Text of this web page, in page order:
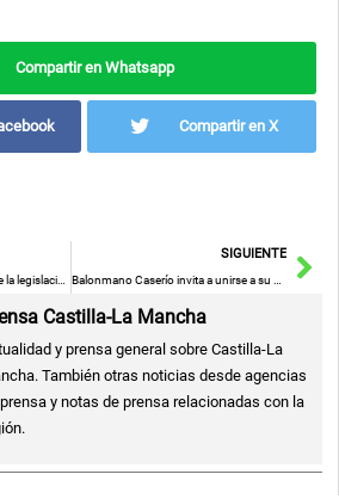
Compartir en Whatsapp
Compartir en X
Elon Musk critica duramente la legislación fiscal de Trump, calificándola de ‘abominación repugnante’ y responsabilizándola por el incremento de la deuda
SIGUIENTE
Balonmano Caserío invita a unirse a su nueva campaña de socios tras el ascenso a ASOBAL y solidificar su crecimiento
Castilla-La Mancha
y prensa general sobre Castilla-La
También otras noticias desde agencias
y notas de prensa relacionadas con la